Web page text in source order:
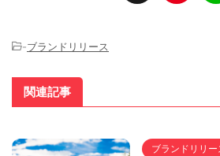
-ブランドリリース
関連記事
ブランドリリー